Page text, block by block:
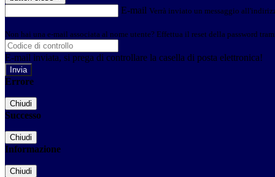
E-mail Verrà inviato un messaggio
Non hai una e-mail associata al nome utente? Effettua il reset della password
E-mail inviata, si prega di controllare la casella di posta elettronica!
Errore
Chiudi
Successo
Chiudi
Informazione
Chiudi